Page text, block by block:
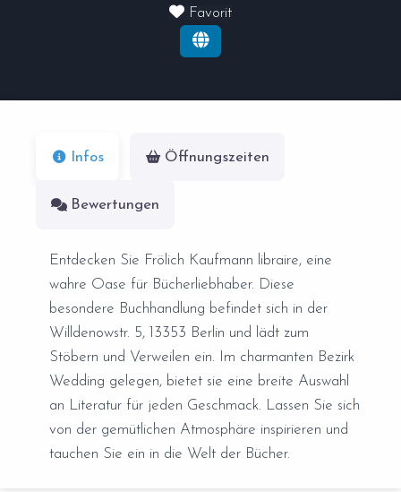
Favorit
Infos Öffnungszeiten
Bewertungen
Entdecken Sie Frölich Kaufmann libraire, eine
wahre Oase für Bücherliebhaber. Diese
besondere Buchhandlung befindet sich in der
Willdenowstr. 5, 13353 Berlin und lädt zum
Stöbern und Verweilen ein. Im charmanten Bezirk
Wedding gelegen, bietet sie eine breite Auswahl
an Literatur für jeden Geschmack. Lassen Sie sich
von der gemütlichen Atmosphäre inspirieren und
tauchen Sie ein in die Welt der Bücher.